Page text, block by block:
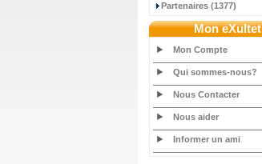
Partenaires (1377)
Mon eXultet
Mon Compte
Qui sommes-nous?
Nous Contacter
Nous aider
Informer un ami